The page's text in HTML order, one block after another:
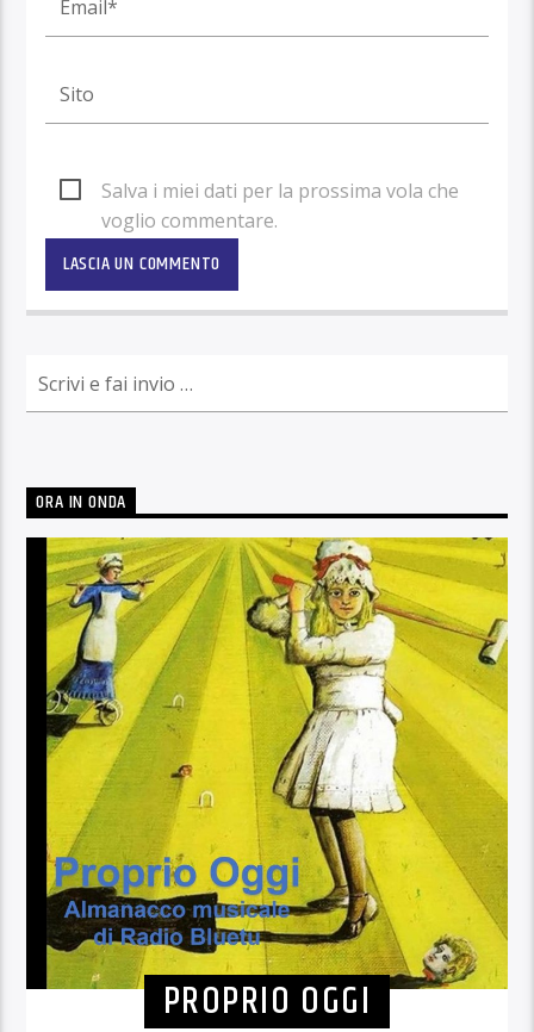
Salva i miei dati per la prossima vola che
voglio commentare.
ORA IN ONDA
PROPRIO OGGI